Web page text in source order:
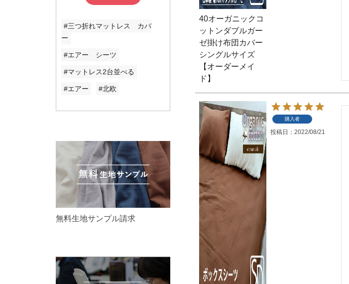
#三つ折れマットレス カバ
ー
#エアー シーツ
#マットレス2台並べる
#エアー #北欧
無料生地サンプル請求
40オーガニックコ
ットンダブルガー
ゼ掛け布団カバー
シングルサイズ
【オーダーメイ
ド】
購入者
投稿日 2022/08/21